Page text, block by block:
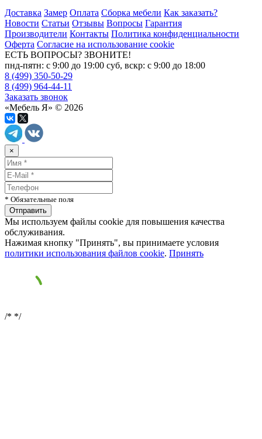
Доставка Замер Оплата Сборка мебели Как заказать?
Новости Статьи Отзывы Вопросы Гарантия
Производители Контакты Политика конфиденциальности
Оферта Согласие на использование cookie
ЕСТЬ ВОПРОСЫ? ЗВОНИТЕ!
пнд-пятн: с 9:00 до 19:00 суб, вскр: с 9:00 до 18:00
8 (499) 350-50-29
8 (499) 964-44-11
Заказать звонок
«Мебель Я» © 2026
×
* Обязательные поля
Мы используем файлы cookie для повышения качества
обслуживания.
Нажимая кнопку "Принять", вы принимаете условия
политики использования файлов cookie. Принять
/* */